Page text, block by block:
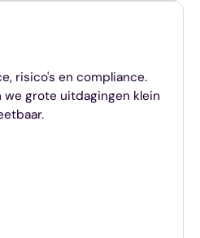
risico's en compliance.
we grote uitdagingen klein